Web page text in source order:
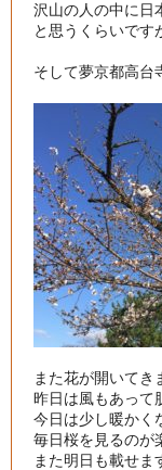
沢山の人の中に日
と思うくらいです
そして夢京都高台
また花が開いてき
昨日は風もあって
今日は少し暖かく
毎日桜を見るのが
また明日も載せま